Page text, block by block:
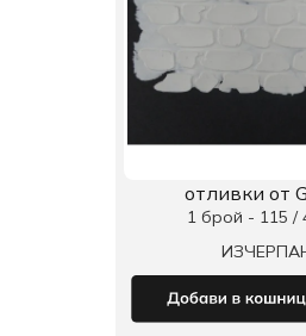
отливки от
1 брой - 115 /